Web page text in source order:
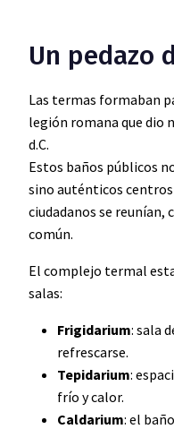
Un pedazo
Las termas formaban
legión romana que dio
d.C.
Estos baños públicos
sino auténticos centros
ciudadanos se reunían,
común.
El complejo termal
salas:
Frigidarium: sala
refrescarse.
Tepidarium:
frío y calor.
Caldarium: el